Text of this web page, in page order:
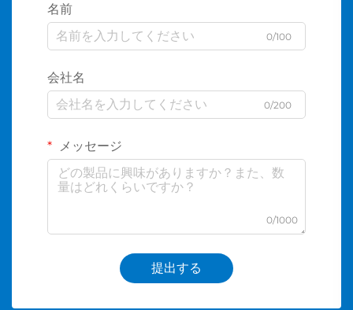
名前
0/100
会社名
0/200
メッセージ
0/1000
提出する